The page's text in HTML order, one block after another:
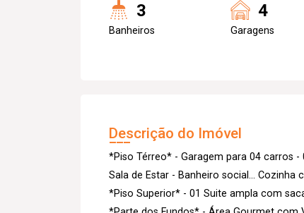
3
Banheiros
4
Garagens
Descrição do Imóvel
*Piso Térreo* - Garagem para 04 carros
Sala de Estar - Banheiro social...
*Piso Superior* - 01 Suite ampla com